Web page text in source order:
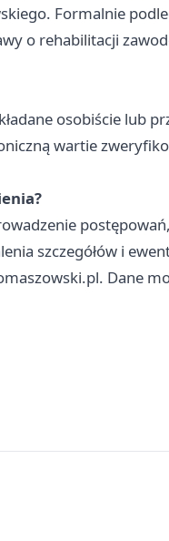
Formalnie
o rehabilitacji
osobiście lub
wartie
szczegółów i
Dane